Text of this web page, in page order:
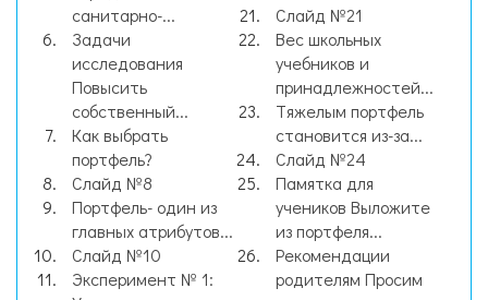
санитарно-...
Задачи
исследования
Повысить
собственный...
Как выбрать
портфель?
Слайд №8
Портфель- один из
главных атрибутов...
Слайд №10
Эксперимент № 1:
Слайд №21
Вес школьных
учебников и
принадлежностей...
Тяжелым портфель
становится из-за...
Слайд №24
Памятка для
учеников Выложите
из портфеля...
Рекомендации
родителям Просим